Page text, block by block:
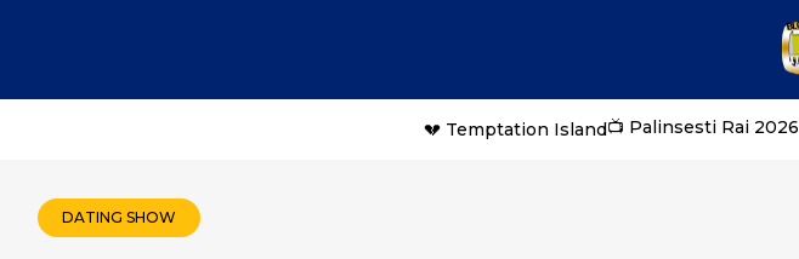
💔 Temptation Island📺 Palinsesti Rai 2026
DATING SHOW